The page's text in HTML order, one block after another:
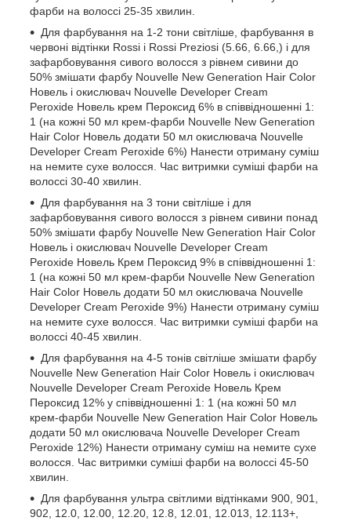
фарби на волоссі 25-35 хвилин.
Для фарбування на 1-2 тони світліше, фарбування в
червоні відтінки Rossi і Rossi Preziosi (5.66, 6.66,) і для
зафарбовування сивого волосся з рівнем сивини до
50% змішати фарбу Nouvelle New Generation Hair Color
Новель і окислювач Nouvelle Developer Cream
Peroxide Новель крем Пероксид 6% в співвідношенні 1:
1 (на кожні 50 мл крем-фарби Nouvelle New Generation
Hair Color Новель додати 50 мл окислювача Nouvelle
Developer Cream Peroxide 6%) Нанести отриману суміш
на немите сухе волосся. Час витримки суміші фарби на
волоссі 30-40 хвилин.
Для фарбування на 3 тони світліше і для
зафарбовування сивого волосся з рівнем сивини понад
50% змішати фарбу Nouvelle New Generation Hair Color
Новель і окислювач Nouvelle Developer Cream
Peroxide Новель Крем Пероксид 9% в співвідношенні 1:
1 (на кожні 50 мл крем-фарби Nouvelle New Generation
Hair Color Новель додати 50 мл окислювача Nouvelle
Developer Cream Peroxide 9%) Нанести отриману суміш
на немите сухе волосся. Час витримки суміші фарби на
волоссі 40-45 хвилин.
Для фарбування на 4-5 тонів світліше змішати фарбу
Nouvelle New Generation Hair Color Новель і окислювач
Nouvelle Developer Cream Peroxide Новель Крем
Пероксид 12% у співвідношенні 1: 1 (на кожні 50 мл
крем-фарби Nouvelle New Generation Hair Color Новель
додати 50 мл окислювача Nouvelle Developer Cream
Peroxide 12%) Нанести отриману суміш на немите сухе
волосся. Час витримки суміші фарби на волоссі 45-50
хвилин.
Для фарбування ультра світлими відтінками 900, 901,
902, 12.0, 12.00, 12.20, 12.8, 12.01, 12.013, 12.113+,